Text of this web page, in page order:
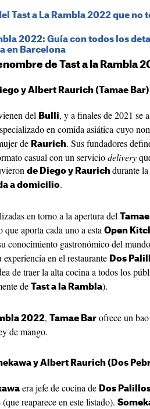
Tast a La Rambla 2022 que no
2022: Guía con todos los
en Barcelona
de Tast a la Rambla
y Albert Raurich (Tamae Bar)
del Bulli, y a finales de 2021 se
en comida asiática cuyo
de Raurich. Sus fundadores
casual con un serviciodelivery
de Diego y Raurich durante
a domicilio.
en torno a la apertura del
aporta cada uno a esta Open
conocimiento gastronómico del
en el restaurante Dos
de traer la alta cocina a todos los
de
Tast a la Rambla).
2022, Tamae Bar ofrece un
de mango.
y Albert Raurich (Dos
era jefe de cocina de Dos
(que reaparece en este listado).